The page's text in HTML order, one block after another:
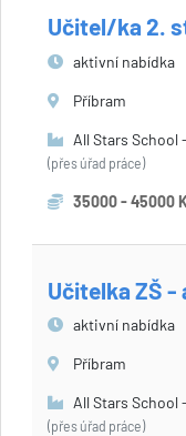
Učitel/ka 2.
aktivní nabídka
Příbram
All Stars School
(přes úřad práce)
35000 - 45000
Učitelka ZŠ -
aktivní nabídka
Příbram
All Stars School
(přes úřad práce)